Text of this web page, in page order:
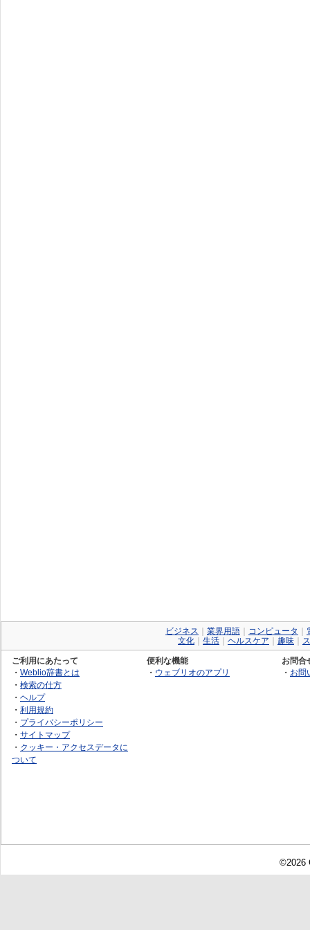
ビジネス 業界用語 コンピュータ
文化
生活 ヘルスケア 趣味
ご利用にあたって
・ Weblio辞書とは
・ 検索の仕方
・ ヘルプ
・ 利用規約
・ プライバシーポリシー
・ サイトマップ
・ クッキー・アクセスデータに
ついて
便利な機能
・ ウェブリオのアプリ
お問合
・ お問
©2026